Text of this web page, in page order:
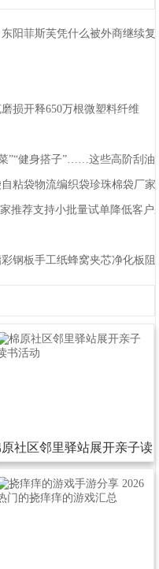
阳菲斯芙凭什么被外商继续复
损开释650万根微塑料纤维
”“健身搭子”……这些高阶刮
粘袋物流编织袋珍珠棉袋厂
推荐支持小批量试单降低客户
钢板手工纸蜂窝夹芯净化板
社区邻里驿站展开亲子读